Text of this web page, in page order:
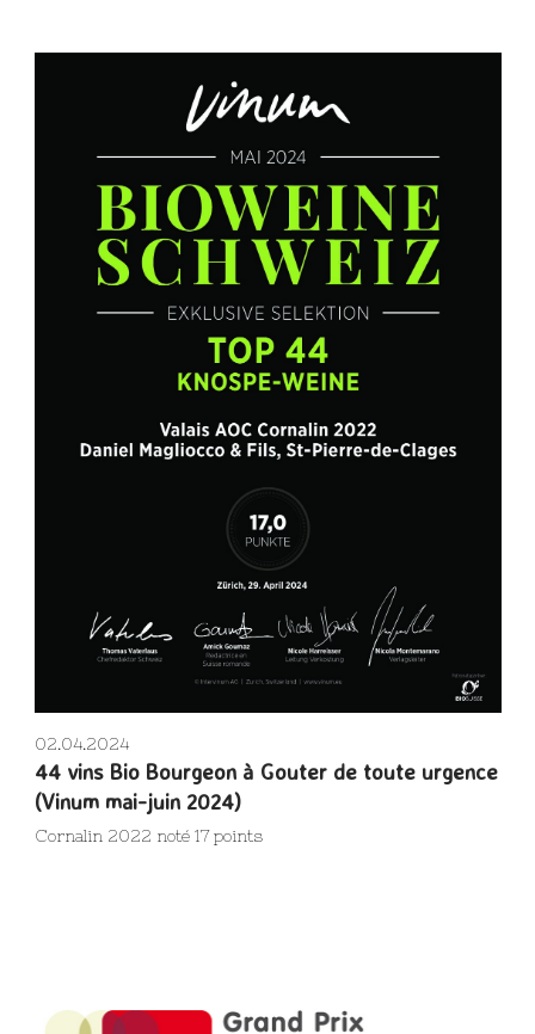
02.04.2024
44 vins Bio Bourgeon à Gouter de toute urgence
(Vinum mai-juin 2024)
Cornalin 2022 noté 17 points